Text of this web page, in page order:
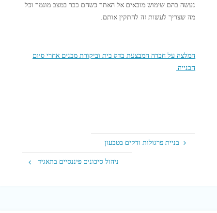
נעשה בהם שימוש מובאים אל האתר כשהם כבר במצב מוגמר וכל
מה שצריך לעשות זה להתקין אותם.
המלצה על חברה המבצעת בדק בית וביקורת מבנים אחרי סיום
הבנייה
בניית פרגולות ודקים בטבעון
ניהול סיכונים פיננסיים בתאגיד